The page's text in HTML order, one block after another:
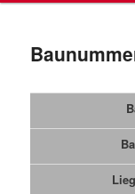
springen